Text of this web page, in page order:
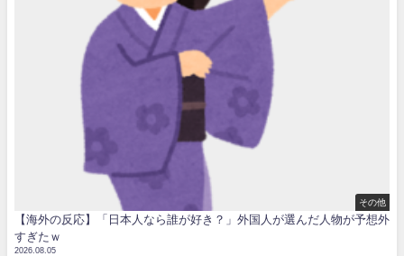
その他
【海外の反応】「日本人なら誰が好き？」外国人が選んだ人物が予想外
すぎたｗ
2026.08.05